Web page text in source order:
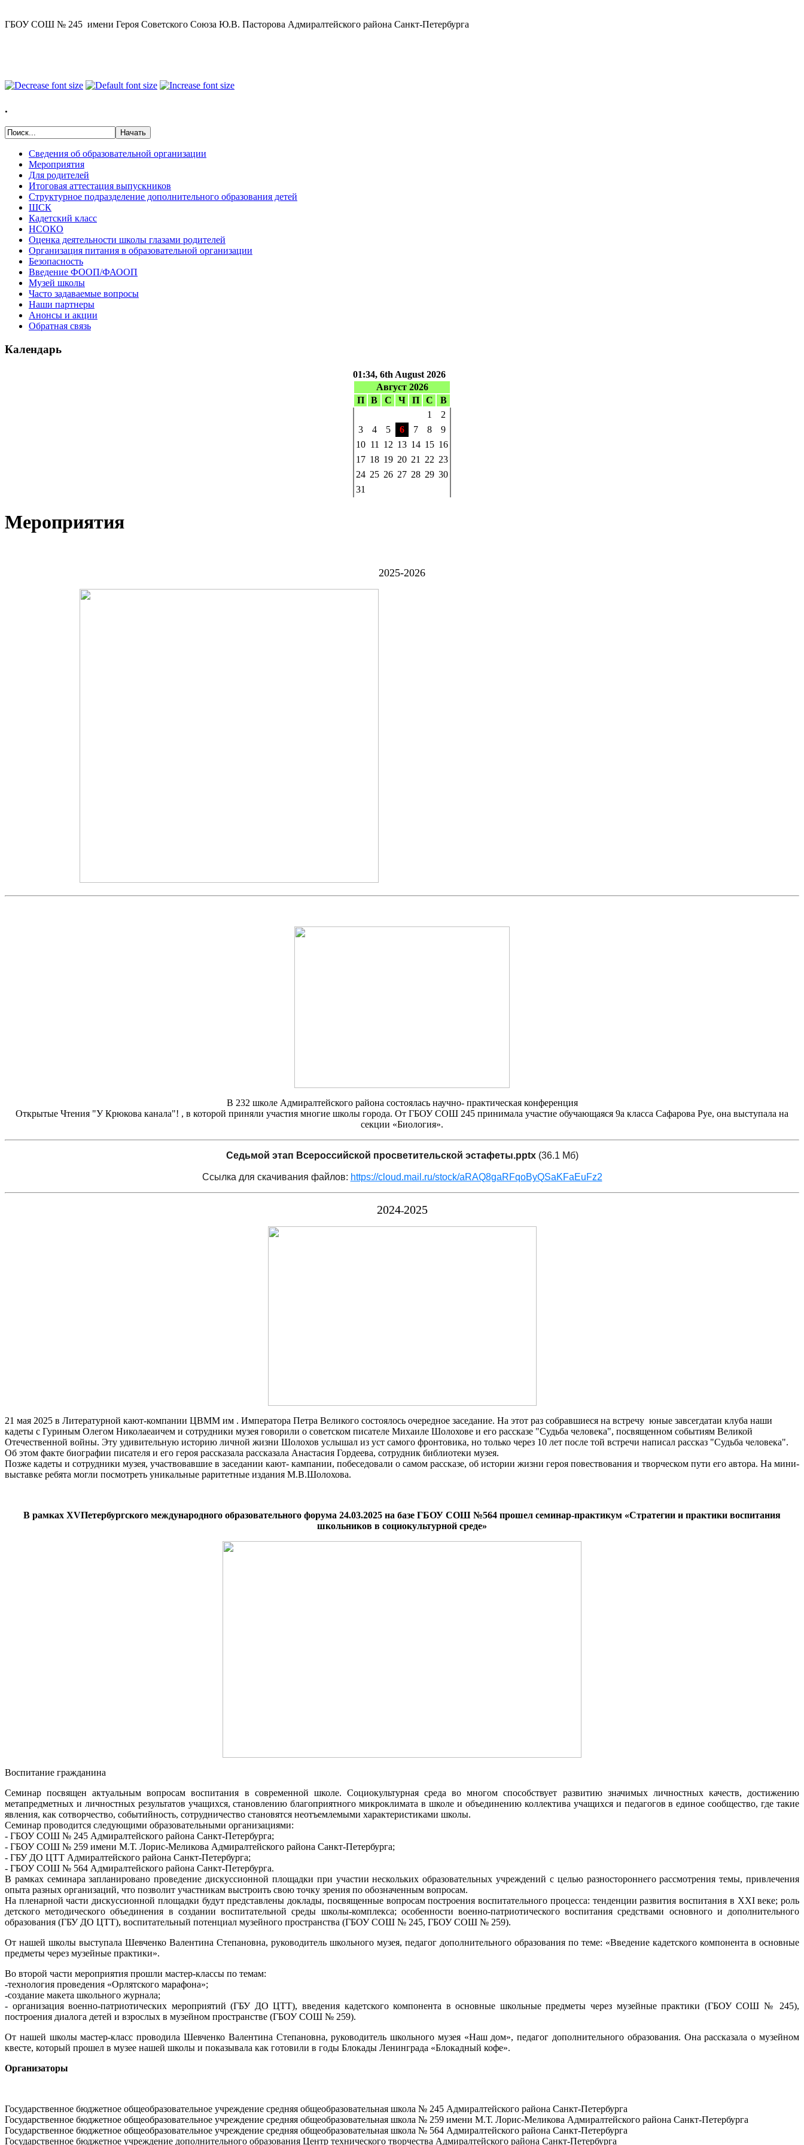
ГБОУ СОШ № 245 имени Героя Советского Союза Ю.В. Пасторова Адмиралтейского района Санкт-Петербурга
.
Сведения об образовательной организации
Мероприятия
Для родителей
Итоговая аттестация выпускников
Структурное подразделение дополнительного образования детей
ШСК
Кадетский класс
НСОКО
Оценка деятельности школы глазами родителей
Организация питания в образовательной организации
Безопасность
Введение ФООП/ФАООП
Музей школы
Часто задаваемые вопросы
Наши партнеры
Анонсы и акции
Обратная связь
Календарь
01:34, 6th August 2026
Август 2026
П
В С Ч П С
В
1
2
3
4 5 6 7 8
9
10 11 12 13 14 15 16
17 18 19 20 21 22 23
24 25 26 27 28 29 30
31
Мероприятия
2025-2026
В 232 школе Адмиралтейского района состоялась научно- практическая конференция
Открытые Чтения "У Крюкова канала"! , в которой приняли участия многие школы города. От ГБОУ СОШ 245 принимала участие обучающаяся 9а класса Сафарова Руе, она выступала на
секции «Биология».
Седьмой этап Всероссийской просветительской эстафеты.pptx(36.1 Мб)
Ссылка для скачивания файлов: https://cloud.mail.ru/stock/aRAQ8gaRFqoByQSaKFaEuFz2
2024-2025
21 мая 2025 в Литературной кают-компании ЦВММ им . Императора Петра Великого состоялось очередное заседание. На этот раз собравшиеся на встречу юные завсегдатаи клуба наши
кадеты с Гуриным Олегом Николаеаичем и сотрудники музея говорили о советском писателе Михаиле Шолохове и его рассказе "Судьба человека", посвященном событиям Великой
Отечественной войны. Эту удивительную историю личной жизни Шолохов услышал из уст самого фронтовика, но только через 10 лет после той встречи написал рассказ "Судьба человека".
Об этом факте биографии писателя и его героя рассказала рассказала Анастасия Гордеева, сотрудник библиотеки музея.
Позже кадеты и сотрудники музея, участвовавшие в заседании кают- кампании, побеседовали о самом рассказе, об истории жизни героя повествования и творческом пути его автора. На мини-
выставке ребята могли посмотреть уникальные раритетные издания М.В.Шолохова.
В рамках XVПетербургского международного образовательного форума 24.03.2025 на базе ГБОУ СОШ №564 прошел семинар-практикум «Стратегии и практики воспитания
школьников в социокультурной среде»
Воспитание гражданина
Семинар посвящен актуальным вопросам воспитания в современной школе. Социокультурная среда во многом способствует развитию значимых личностных качеств, достижению
метапредметных и личностных результатов учащихся, становлению благоприятного микроклимата в школе и объединению коллектива учащихся и педагогов в единое сообщество, где такие
явления, как сотворчество, событийность, сотрудничество становятся неотъемлемыми характеристиками школы.
Семинар проводится следующими образовательными организациями:
- ГБОУ СОШ № 245 Адмиралтейского района Санкт-Петербурга;
- ГБОУ СОШ № 259 имени М.Т. Лорис-Меликова Адмиралтейского района Санкт-Петербурга;
- ГБУ ДО ЦТТ Адмиралтейского района Санкт-Петербурга;
- ГБОУ СОШ № 564 Адмиралтейского района Санкт-Петербурга.
В рамках семинара запланировано проведение дискуссионной площадки при участии нескольких образовательных учреждений с целью разностороннего рассмотрения темы, привлечения
опыта разных организаций, что позволит участникам выстроить свою точку зрения по обозначенным вопросам.
На пленарной части дискуссионной площадки будут представлены доклады, посвященные вопросам построения воспитательного процесса: тенденции развития воспитания в XXI веке; роль
детского методического объединения в создании воспитательной среды школы-комплекса; особенности военно-патриотического воспитания средствами основного и дополнительного
образования (ГБУ ДО ЦТТ), воспитательный потенциал музейного пространства (ГБОУ СОШ № 245, ГБОУ СОШ № 259).
От нашей школы выступала Шевченко Валентина Степановна, руководитель школьного музея, педагог дополнительного образования по теме: «Введение кадетского компонента в основные
предметы через музейные практики».
Во второй части мероприятия прошли мастер-классы по темам:
-технология проведения «Орлятского марафона»;
-создание макета школьного журнала;
- организация военно-патриотических мероприятий (ГБУ ДО ЦТТ), введения кадетского компонента в основные школьные предметы через музейные практики (ГБОУ СОШ № 245),
построения диалога детей и взрослых в музейном пространстве (ГБОУ СОШ № 259).
От нашей школы мастер-класс проводила Шевченко Валентина Степановна, руководитель школьного музея «Наш дом», педагог дополнительного образования. Она рассказала о музейном
квесте, который прошел в музее нашей школы и показывала как готовили в годы Блокады Ленинграда «Блокадный кофе».
Организаторы
Государственное бюджетное общеобразовательное учреждение средняя общеобразовательная школа № 245 Адмиралтейского района Санкт-Петербурга
Государственное бюджетное общеобразовательное учреждение средняя общеобразовательная школа № 259 имени М.Т. Лорис-Меликова Адмиралтейского района Санкт-Петербурга
Государственное бюджетное общеобразовательное учреждение средняя общеобразовательная школа № 564 Адмиралтейского района Санкт-Петербурга
Государственное бюджетное учреждение дополнительного образования Центр технического творчества Адмиралтейского района Санкт-Петербурга